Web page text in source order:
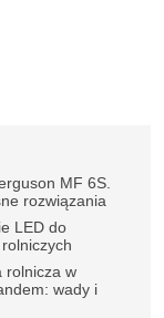
MF 6S.
rozwiązania
LED do
rolnicza w
wady i